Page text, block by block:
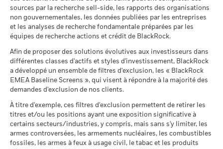
Indice de
référence
contrainte
La performance indiquée est calculée après déduction des
frais courants. Les frais d’entrée/de sortie ne sont pas inclus
dans le calcul.
Les chiffres indiqués se rapportent aux performances
passées.Les performances passées ne sont pas un indicateur
fiable des performances futures. Les marchés pourraient
évoluer très différemment. Ceci peut vous aider à évaluer la
Rendement annuel moyen
Défavorable
Ce que vous pourriez obtenir après
Rendement annuel moyen
Intermédiaire
Ce que vous pourriez obtenir après
Rendement annuel moyen
Favorable
Ce que vous pourriez obtenir après
Rendement annuel moyen
Le scénario de tension montre ce que vous pourriez obtenir
dans des situations de marché extrêmes.
Pour consulter les méthodologies MSCI sur lesquelles
reposent les Caractéristiques de durabilité, utilisez les liens
ci-dessous.
Notation des fonds ESG MSCI
au 17/juil./2026
A
Pointage de qualité ESG
MSCI (0-10)
au 17/juil./2026
Classification mondiale des
fonds selon Lipper
au 17/juil./2026
Equity Sector Information
Technology
MSCI - Armes à feu civiles
au 30/juin/2026
0,00%
MSCI - Tabac
au 30/juin/2026
MSCI - Contrevenants au
Pacte mondial des Nations
Unies
au 30/juin/2026
0,00%
MSCI - Charbon thermique
au 30/juin/2026
0,00%
MSCI - Sables bitumineux
au 30/juin/2026
0,00%
BlackRock Global Funds - Annual report and
audited financial statements (French)
BlackRock Global Funds - Prospectus (French
- France)
BlackRock Global Funds - Prospectus
(English)
BlackRock Global Funds - Prospectus (French
- Belgium^France)
sources par la recherche sell-side, les rapports des organisations
non gouvernementales, les données publiées par les entreprises
et les analyses de recherche fondamentale préparées par les
équipes de recherche actions et crédit de BlackRock.
Afin de proposer des solutions évolutives aux investisseurs dans
différentes classes d'actifs et styles d'investissement, BlackRock
a développé un ensemble de filtres d'exclusion, les « BlackRock
EMEA Baseline Screens », qui visent à répondre à la majorité des
demandes d'exclusion de nos clients.
À titre d'exemple, ces filtres d'exclusion permettent de retirer les
titres et/ou les positions ayant une exposition significative à
certains secteurs/industries, y compris, mais sans s'y limiter, les
armes controversées, les armements nucléaires, les combustibles
fossiles, les armes à feux à usage civil, le tabac et les produits